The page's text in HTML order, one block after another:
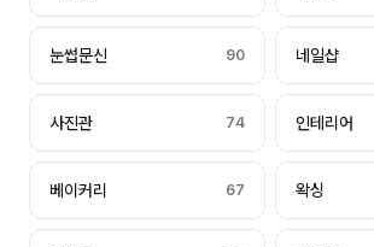
눈썹문신 90 네일샵
사진관 74 인테리어
베이커리 67 왁싱